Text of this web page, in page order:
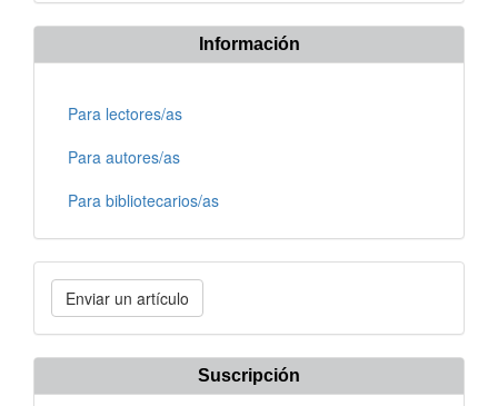
Información
Para lectores/as
Para autores/as
Para bibliotecarios/as
Enviar
un
artículo
Enviar un artículo
Suscripción